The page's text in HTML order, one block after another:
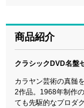
商品紹介
クラシックDVD名盤
カラヤン芸術の真髄
2作品。1968年制作
ても先駆的なプロダ